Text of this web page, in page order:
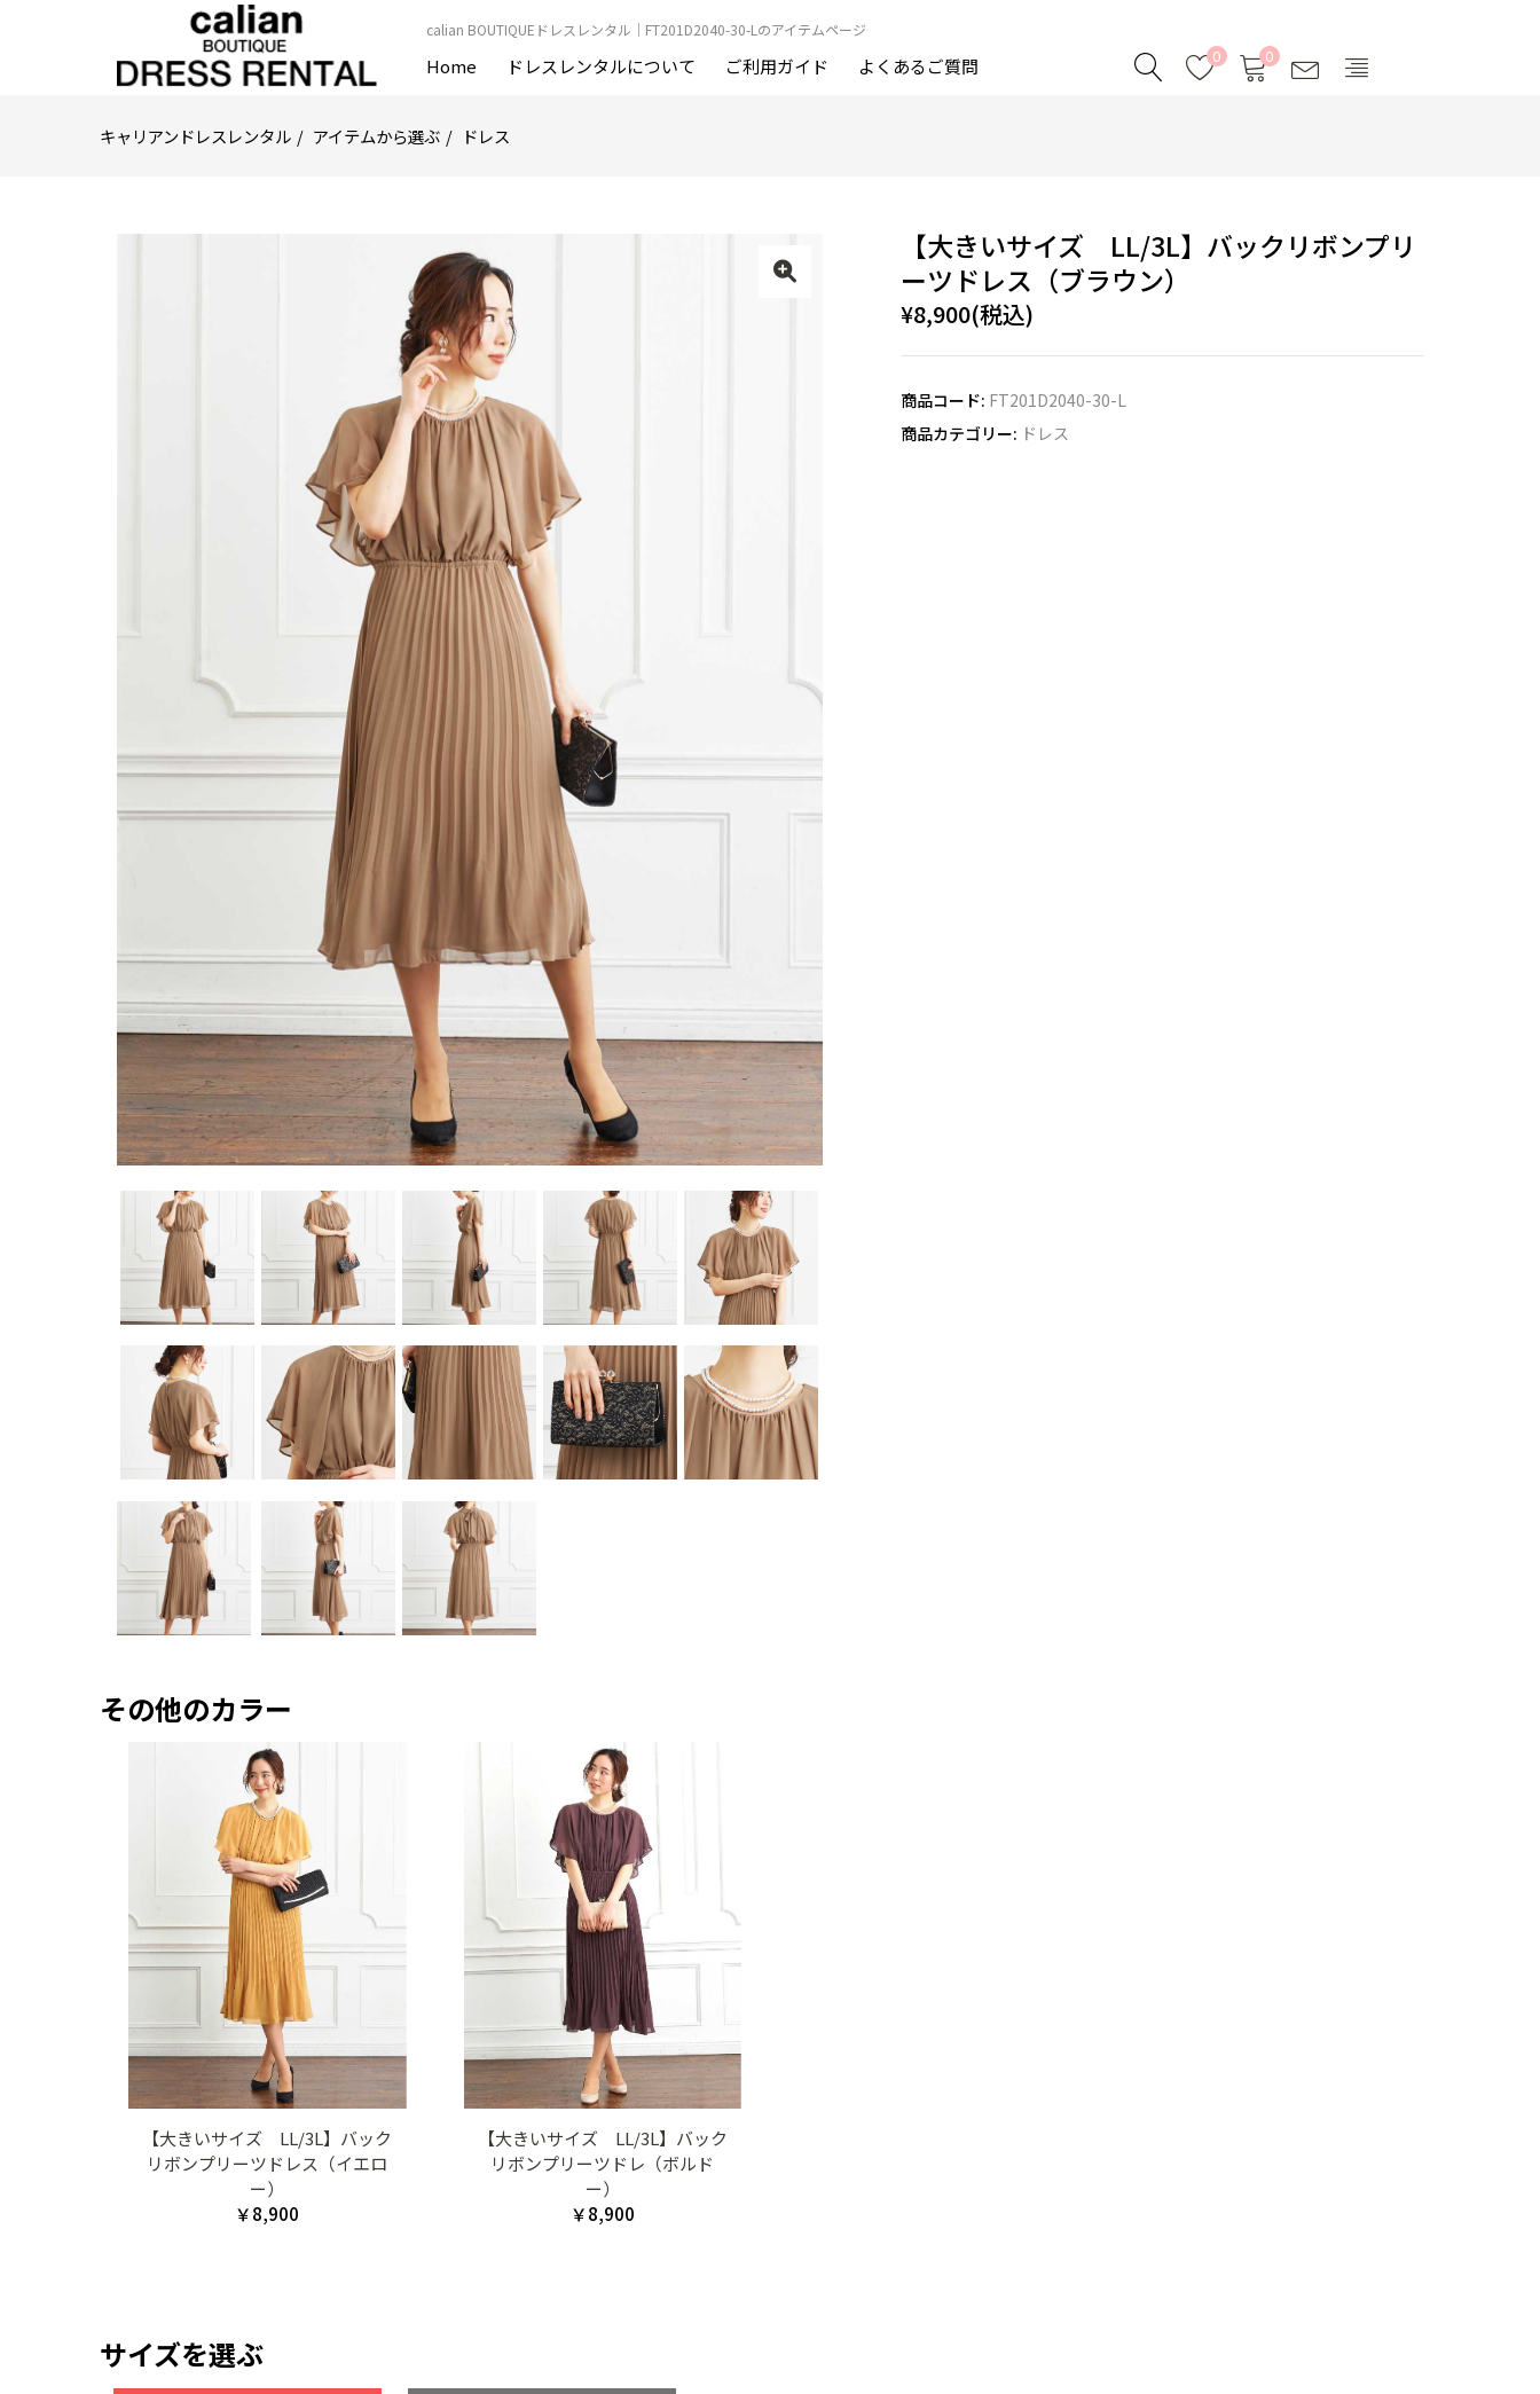
calian BOUTIQUEドレスレンタル｜FT201D2040-30-Lのアイテムページ
Home ドレスレンタルについて ご利用ガイド よくあるご質問 0 0
キャリアンドレスレンタル アイテムから選ぶ ドレス
【大きいサイズ LL/3L】バックリボンプリ
ーツドレス（ブラウン）
¥8,900(税込)
商品コード: FT201D2040-30-L
商品カテゴリー: ドレス
その他のカラー
【大きいサイズ LL/3L】バック
リボンプリーツドレス（イエロ
ー）
￥8,900
【大きいサイズ LL/3L】バック
リボンプリーツドレ（ボルド
ー）
￥8,900
サイズを選ぶ